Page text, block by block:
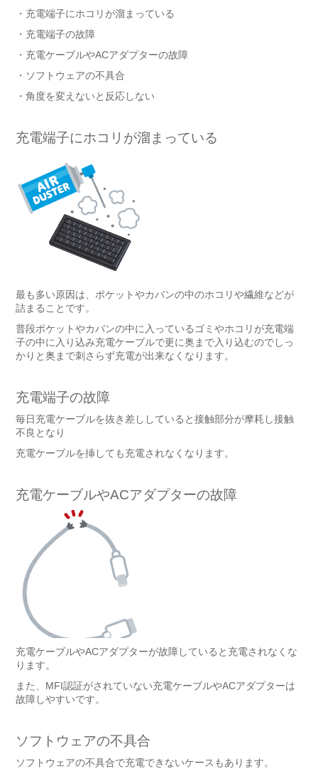
・充電端子にホコリが溜まっている
・充電端子の故障
・充電ケーブルやACアダプターの故障
・ソフトウェアの不具合
・角度を変えないと反応しない
充電端子にホコリが溜まっている
最も多い原因は、ポケットやカバンの中のホコリや繊維などが
詰まることです。
普段ポケットやカバンの中に入っているゴミやホコリが充電端
子の中に入り込み充電ケーブルで更に奥まで入り込むのでしっ
かりと奥まで刺さらず充電が出来なくなります。
充電端子の故障
毎日充電ケーブルを抜き差ししていると接触部分が摩耗し接触
不良となり
充電ケーブルを挿しても充電されなくなります。
充電ケーブルやACアダプターの故障
充電ケーブルやACアダプターが故障していると充電されなくな
ります。
また、MFI認証がされていない充電ケーブルやACアダプターは
故障しやすいです。
ソフトウェアの不具合
ソフトウェアの不具合で充電できないケースもあります。